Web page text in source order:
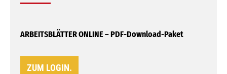
Kundenbewertungen
ARBEITSBLÄTTER ONLINE – PDF-Download-Paket
ZUM LOGIN.